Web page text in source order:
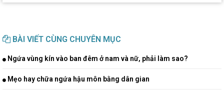
BÀI VIẾT CÙNG CHUYÊN MỤC
Ngứa vùng kín vào ban đêm ở nam và nữ, phải làm sao?
Mẹo hay chữa ngứa hậu môn bằng dân gian